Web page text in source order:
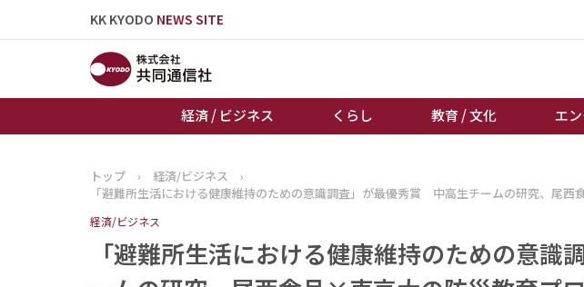
KK KYODO NEWS SITE
経済 / ビジネス くらし 教育 / 文化 エ
トップページ
エンタメ
トップ › 経済/ビジネス
›
「避難所生活における健康維持のための意識調査」が最優秀賞 中高生チームの研究、尾
経済/ビジネス
「避難所生活における健康維持のための意